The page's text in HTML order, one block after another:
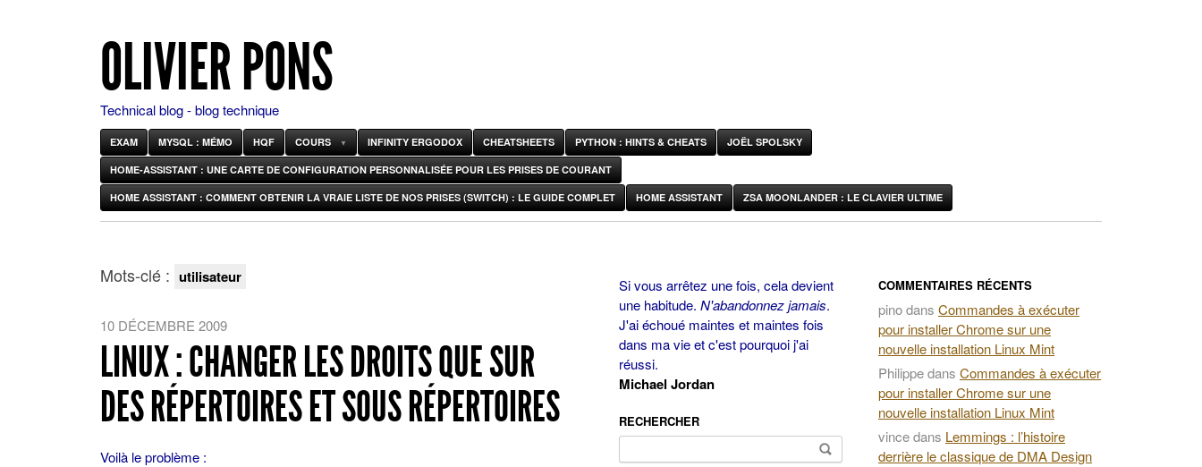
OLIVIER PONS
Technical blog - blog technique
EXAM MYSQL : MÉMO HQF COURS INFINITY ERGODOX CHEATSHEETS PYTHON : HINTS & CHEATS JOËL SPOLSKY
HOME-ASSISTANT : UNE CARTE DE CONFIGURATION PERSONNALISÉE POUR LES PRISES DE COURANT
HOME ASSISTANT : COMMENT OBTENIR LA VRAIE LISTE DE NOS PRISES (SWITCH) : LE GUIDE COMPLET HOME ASSISTANT ZSA MOONLANDER : LE CLAVIER ULTIME
Mots-clé : utilisateur
10 DÉCEMBRE 2009
LINUX : CHANGER LES DROITS QUE SUR
DES RÉPERTOIRES ET SOUS RÉPERTOIRES
Voilà le problème :
Si vous arrêtez une fois, cela devient
une habitude. N'abandonnez jamais.
J'ai échoué maintes et maintes fois
dans ma vie et c'est pourquoi j'ai
réussi.
Michael Jordan
RECHERCHER
COMMENTAIRES RÉCENTS
pinodans Commandes à exécuter
pour installer Chrome sur une
nouvelle installation Linux Mint
Philippedans Commandes à exécuter
pour installer Chrome sur une
nouvelle installation Linux Mint
vincedans Lemmings : l’histoire
derrière le classique de DMA Design